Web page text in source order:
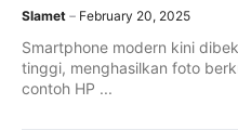
Slamet February 20, 2025
Smartphone modern kini
tinggi, menghasilkan foto
contoh HP ...